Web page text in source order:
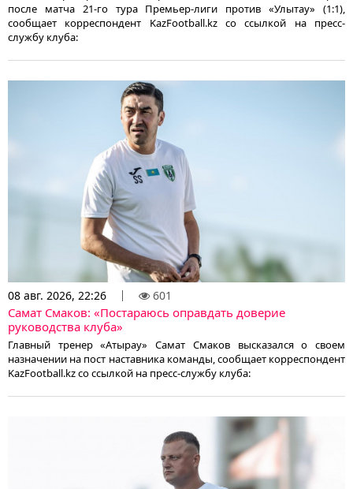
после матча 21-го тура Премьер-лиги против «Улытау» (1:1),
сообщает корреспондент KazFootball.kz со ссылкой на пресс-
службу клуба:
08 авг. 2026, 22:26 601
Самат Смаков: «Постараюсь оправдать доверие
руководства клуба»
Главный тренер «Атырау» Самат Смаков высказался о своем
назначении на пост наставника команды, сообщает корреспондент
KazFootball.kz со ссылкой на пресс-службу клуба: